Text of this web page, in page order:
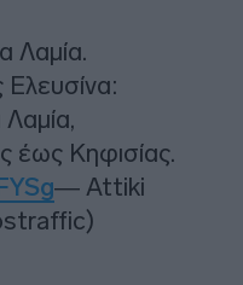
Λαμία.
έως Κηφισίας.
— Attiki